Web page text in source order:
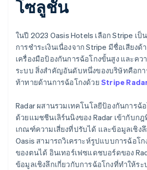
โซลูชัน
ในปี 2023 Oasis Hotels เลือก Stripe เป็
การชำระเงินเนื่องจาก Stripe มีชื่อเสียง
เครื่องมือป้องกันการฉ้อโกงขั้นสูง และคว
ระบบ สิ่งสำคัญอันดับหนึ่งของบริษัทคือก
ท้าทายด้านการฉ้อโกงด้วย Stripe
Radar ผสานรวมเทคโนโลยีป้องกันการฉ้
ด้วยแมชชีนเลิร์นนิงของ Radar เข้ากับก
เกณฑ์ความเสี่ยงที่ปรับได้ และข้อมูลเชิง
Oasis สามารถวิเคราะห์รูปแบบการฉ้อโ
ของตนได้ อินเทอร์เฟซแดชบอร์ดของ
ข้อมูลเชิงลึกเกี่ยวกับการฉ้อโกงที่ทำให้ร